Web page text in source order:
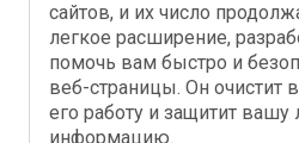
сайтов, и их число
легкое расширение,
помочь вам быстро и
веб-страницы. Он очистит
его работу и защитит вашу
информацию.